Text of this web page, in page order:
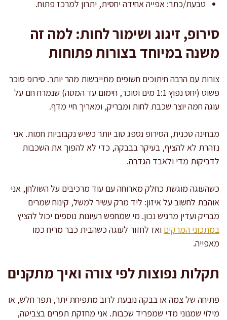
טבעת/כתר: אפייה אחידה יחסית, יתרון למרכז פתוח.
סירופ, זיגוג ושימור לחות: למה זה
משנה במיוחד בצורות פתוחות
צורות עם הרבה חיתוכים חשופים מתייבשות מהר יותר. סירופ סוכר
פשוט (יחס נפוץ 1:1 מים וסוכר, חימום עד המסה) שנמרח חם על
עוגה חמה יוצר שכבת לחות ומבריק, ומאריך חיי מדף.
מבחינה טכנית, הסירופ נספג טוב יותר כשיש נקבוביות חמות. אני
נזהרת לא להציף, בעיקר בבבקה, כדי לא להפוך את השכבות
לדביקות מדי ולאבד הגדרה.
כשהעוגה מוגשת כחלק מארוחה עם עוד מרכיבים על השולחן, אני
אוהבת לחשוב על איזון: ליד מרק עשיר למשל, קינוח שמרים
מבריק ועדין מרגיש נכון. מי שמחפש רעיונות נוספים יכול להציץ
במתכוני המרקים ואז לחזור לעוגה כשהבית כבר מריח כמו
מאפייה.
תקלות נפוצות לפי צורה ואיך מתקנים
פתיחה של צמה או בבקה נובעת לרוב מתפיחת יתר, תפר חלש, או
מילוי שמנוני מדי שמפריד שכבות. אני מחזקת תפרים בצביטה,